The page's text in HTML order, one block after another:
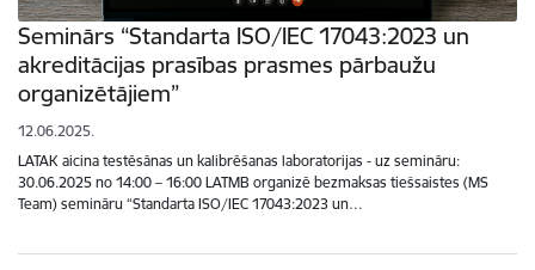
Seminārs “Standarta ISO/IEC 17043:2023 un
akreditācijas prasības prasmes pārbaužu
organizētājiem”
12.06.2025.
LATAK aicina testēsānas un kalibrēšanas laboratorijas - uz semināru:
30.06.2025 no 14:00 – 16:00 LATMB organizē bezmaksas tiešsaistes (MS
Team) semināru “Standarta ISO/IEC 17043:2023 un…